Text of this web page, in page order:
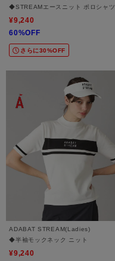
◆STREAMエースニット ポロシャツ
¥9,240
60%OFF
さらに30%OFF
ADABAT STREAM(Ladies)
◆半袖モックネック ニット
¥9,240